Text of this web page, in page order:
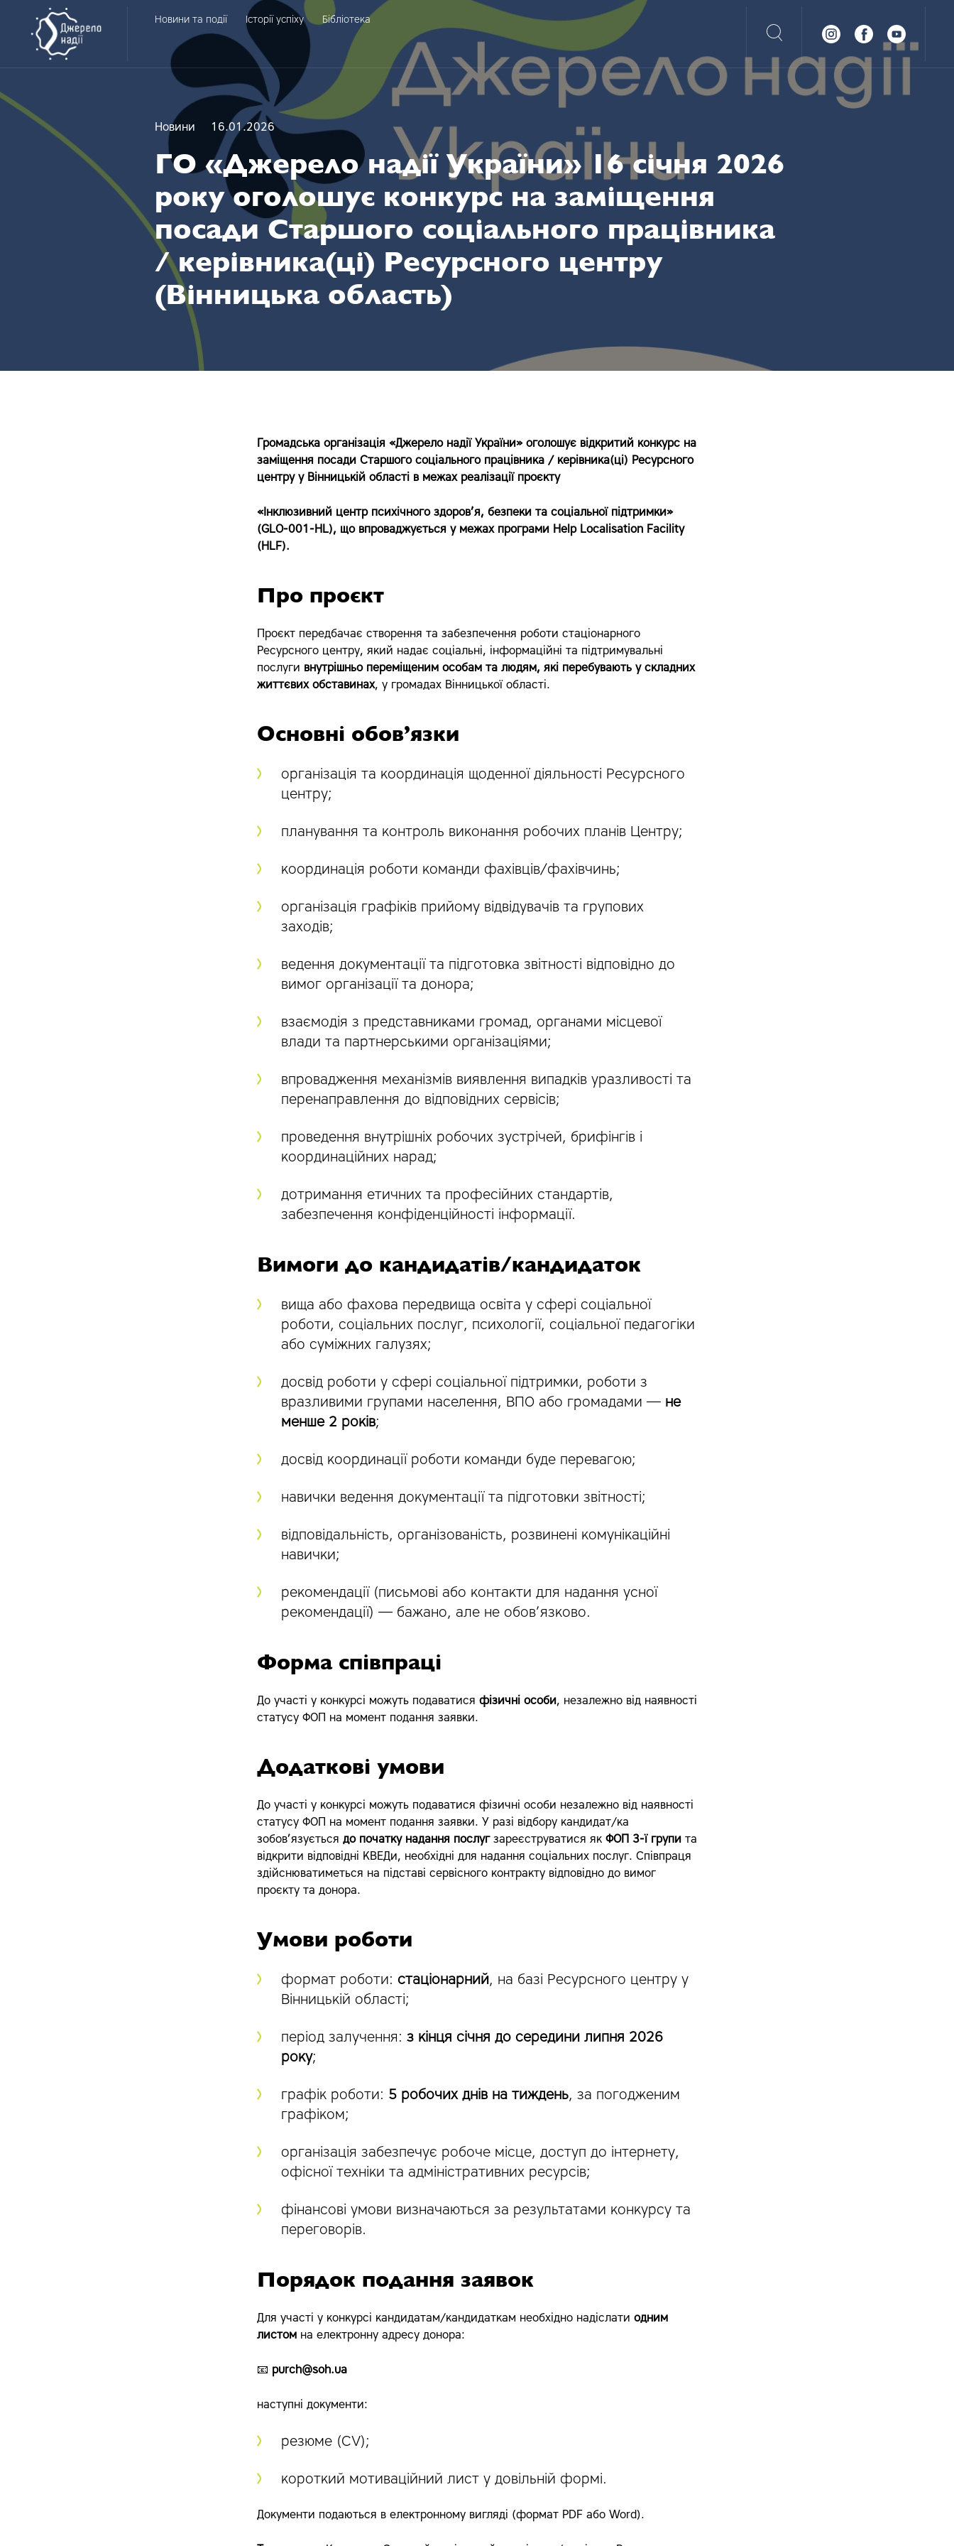
Dzherelo nadii
Новини та події Історії успіху Бібліотека
Новини 16.01.2026
ГО «Джерело надії України» 16 січня 2026
року оголошує конкурс на заміщення
посади Старшого соціального працівника
/ керівника(ці) Ресурсного центру
(Вінницька область)
Громадська організація «Джерело надії України»оголошує відкритий конкурс на
заміщення посади Старшого соціального працівника / керівника(ці) Ресурсного
центруу Вінницькій області в межах реалізації проєкту
«Інклюзивний центр психічного здоров’я, безпеки та соціальної підтримки»
(GLO-001-HL), що впроваджується у межах програми Help Localisation Facility
(HLF).
Про проєкт
Проєкт передбачає створення та забезпечення роботи стаціонарного
Ресурсного центру, який надає соціальні, інформаційні та підтримувальні
послуги внутрішньо переміщеним особам та людям, які перебувають у складних
життєвих обставинах, у громадах Вінницької області.
Основні обов’язки
організація та координація щоденної діяльності Ресурсного
центру;
планування та контроль виконання робочих планів Центру;
координація роботи команди фахівців/фахівчинь;
організація графіків прийому відвідувачів та групових
заходів;
ведення документації та підготовка звітності відповідно до
вимог організації та донора;
взаємодія з представниками громад, органами місцевої
влади та партнерськими організаціями;
впровадження механізмів виявлення випадків уразливості та
перенаправлення до відповідних сервісів;
проведення внутрішніх робочих зустрічей, брифінгів і
координаційних нарад;
дотримання етичних та професійних стандартів,
забезпечення конфіденційності інформації.
Вимоги до кандидатів/кандидаток
вища або фахова передвища освіта у сфері соціальної
роботи, соціальних послуг, психології, соціальної педагогіки
або суміжних галузях;
досвід роботи у сфері соціальної підтримки, роботи з
вразливими групами населення, ВПО або громадами — не
менше 2 років;
досвід координації роботи команди буде перевагою;
навички ведення документації та підготовки звітності;
відповідальність, організованість, розвинені комунікаційні
навички;
рекомендації (письмові або контакти для надання усної
рекомендації) — бажано, але не обов’язково.
Форма співпраці
До участі у конкурсі можуть подаватися фізичні особи, незалежно від наявності
статусу ФОП на момент подання заявки.
Додаткові умови
До участі у конкурсі можуть подаватися фізичні особи незалежно від наявності
статусу ФОП на момент подання заявки. У разі відбору кандидат/ка
зобов’язується до початку надання послугзареєструватися як ФОП 3-ї групи та
відкрити відповідні КВЕДи, необхідні для надання соціальних послуг. Співпраця
здійснюватиметься на підставі сервісного контракту відповідно до вимог
проєкту та донора.
Умови роботи
формат роботи: стаціонарний, на базі Ресурсного центру у
Вінницькій області;
період залучення: з кінця січня до середини липня 2026
року;
графік роботи: 5 робочих днів на тиждень, за погодженим
графіком;
організація забезпечує робоче місце, доступ до інтернету,
офісної техніки та адміністративних ресурсів;
фінансові умови визначаються за результатами конкурсу та
переговорів.
Порядок подання заявок
Для участі у конкурсі кандидатам/кандидаткам необхідно надіслати одним
листом на електронну адресу донора:
📧 purch@soh.ua
наступні документи:
резюме (CV);
короткий мотиваційний лист у довільній формі.
Документи подаються в електронному вигляді (формат PDF або Word).